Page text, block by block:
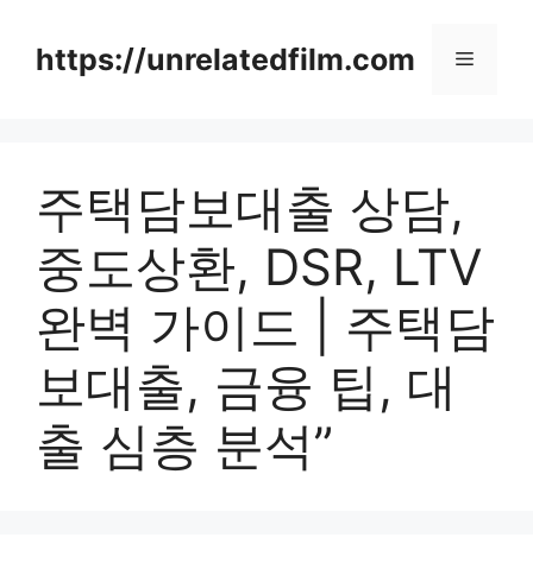
contenthttps://unrelatedfilm.com Menu
주택담보대출 상담,
중도상환, DSR, LTV
완벽 가이드 | 주택담
보대출, 금융 팁, 대
출 심층 분석”